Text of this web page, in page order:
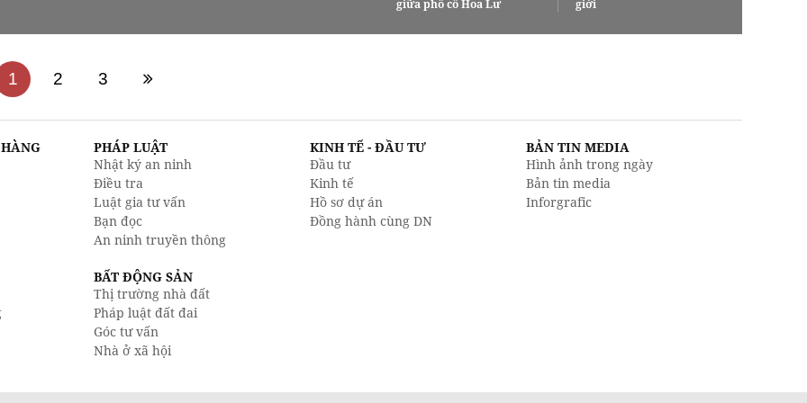
giữa phố cổ Hoa Lư giới
1 2 3
PHÁP LUẬT
Nhật ký an ninh
Điều tra
Luật gia tư vấn
Bạn đọc
An ninh truyền thông
KINH TẾ - ĐẦU TƯ
Đầu tư
Kinh tế
Hồ sơ dự án
Đồng hành cùng DN
BẢN TIN MEDIA
Hình ảnh trong ngày
Bản tin media
Inforgrafic
BẤT ĐỘNG SẢN
Thị trường nhà đất
Pháp luật đất đai
Góc tư vấn
Nhà ở xã hội